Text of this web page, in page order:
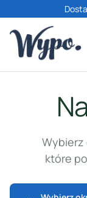
Wybierz
które
Rowery dla
Rowery dla